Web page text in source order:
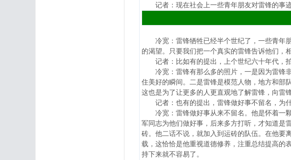
记者：现在社会上一些青年朋友对雷锋的事迹
冷宽：雷锋牺牲已经半个世纪了，一些青年朋
的渴望。只要我们把一个真实的雷锋告诉他们，
记者：比如有的提出，上个世纪六十年代，拍
冷宽：雷锋有那么多的照片，一是因为雷锋非
住美好的瞬间。二是雷锋是模范人物，地方和部
这也是为了让更多的人更直观地了解雷锋，向雷锋
记者：也有的提出，雷锋做好事不留名，为
冷宽：雷锋做好事从来不留名。他是怀着一颗
军同志为他们做好事，后来多方打听，才知道是
砖。他二话不说，就加入到运砖的队伍。在他要
载，这恰恰是他重视道德修养，注重总结提高的
持下来就不容易了。